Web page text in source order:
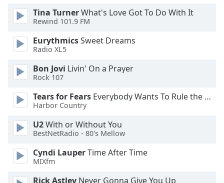
Beginning
window.
Escape
cancel
close
window.
Color
Tina TurnerWhat's Love Got To Do With It
Rewind 101.9 FM
EurythmicsSweet Dreams
Radio XL5
Bon Jovi Livin' On a Prayer
Rock 107
Tears for Fears Everybody Wants To Rule the World
Harbor Country
U2With or Without You
BestNetRadio - 80's Mellow
Cyndi LauperTime After Time
MIXfm
Rick Astley Never Gonna Give You Up